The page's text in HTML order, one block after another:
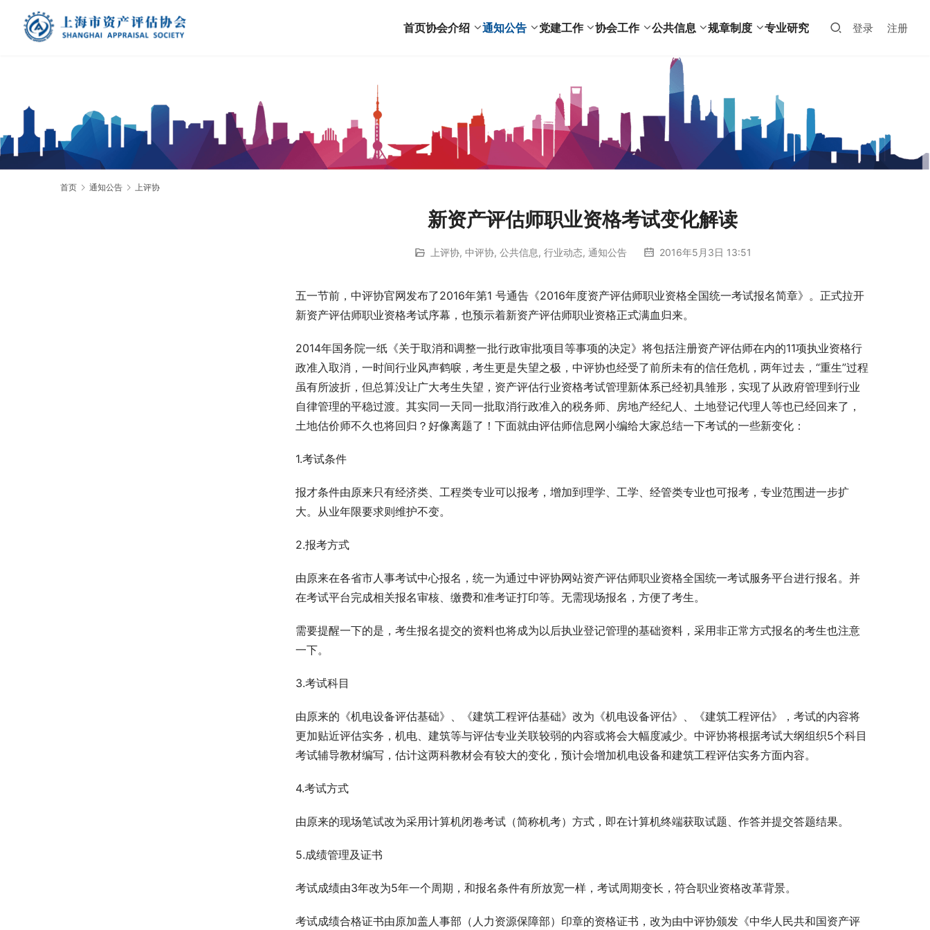
首页协会介绍 通知公告 党建工作 协会工作 公共信息 规章制度 专业研究 登录 注册
首页 通知公告 上评协
新资产评估师职业资格考试变化解读
上评协, 中评协, 公共信息, 行业动态, 通知公告 2016年5月3日 13:51
五一节前，中评协官网发布了2016年第1 号通告《2016年度资产评估师职业资格全国统一考试报名简章》。正式拉开
新资产评估师职业资格考试序幕，也预示着新资产评估师职业资格正式满血归来。
2014年国务院一纸《关于取消和调整一批行政审批项目等事项的决定》将包括注册资产评估师在内的11项执业资格行
政准入取消，一时间行业风声鹤唳，考生更是失望之极，中评协也经受了前所未有的信任危机，两年过去，“重生”过程
虽有所波折，但总算没让广大考生失望，资产评估行业资格考试管理新体系已经初具雏形，实现了从政府管理到行业
自律管理的平稳过渡。其实同一天同一批取消行政准入的税务师、房地产经纪人、土地登记代理人等也已经回来了，
土地估价师不久也将回归？好像离题了！下面就由评估师信息网小编给大家总结一下考试的一些新变化：
1.考试条件
报才条件由原来只有经济类、工程类专业可以报考，增加到理学、工学、经管类专业也可报考，专业范围进一步扩
大。从业年限要求则维护不变。
2.报考方式
由原来在各省市人事考试中心报名，统一为通过中评协网站资产评估师职业资格全国统一考试服务平台进行报名。并
在考试平台完成相关报名审核、缴费和准考证打印等。无需现场报名，方便了考生。
需要提醒一下的是，考生报名提交的资料也将成为以后执业登记管理的基础资料，采用非正常方式报名的考生也注意
一下。
3.考试科目
由原来的《机电设备评估基础》、《建筑工程评估基础》改为《机电设备评估》、《建筑工程评估》，考试的内容将
更加贴近评估实务，机电、建筑等与评估专业关联较弱的内容或将会大幅度减少。中评协将根据考试大纲组织5个科目
考试辅导教材编写，估计这两科教材会有较大的变化，预计会增加机电设备和建筑工程评估实务方面内容。
4.考试方式
由原来的现场笔试改为采用计算机闭卷考试（简称机考）方式，即在计算机终端获取试题、作答并提交答题结果。
5.成绩管理及证书
考试成绩由3年改为5年一个周期，和报名条件有所放宽一样，考试周期变长，符合职业资格改革背景。
考试成绩合格证书由原加盖人事部（人力资源保障部）印章的资格证书，改为由中评协颁发《中华人民共和国资产评